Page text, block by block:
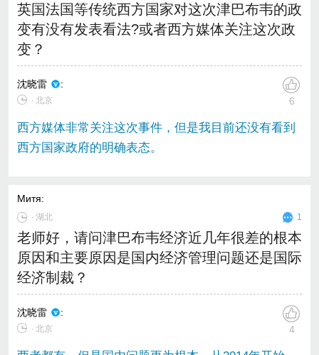
英国法国等传统西方国家对这次津巴布韦的政
变有没有发表看法?或者西方媒体关注这次政
变？
沈晓雷 :
∙ 北京 6
西方媒体非常关注这次事件，但是我目前还没有看到
西方国家政府的明确表态。
Митя:
∙湖北 1
老师好，请问津巴布韦经济近几年很差的根本
原因和主要原因是国内经济管理问题还是国际
经济制裁？
沈晓雷 :
∙ 北京 4